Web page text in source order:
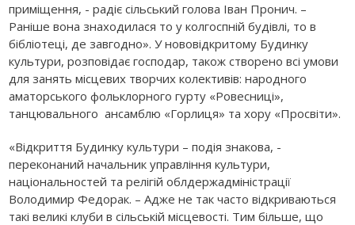
приміщення, - радіє сільський голова Іван Пронич. –
Раніше вона знаходилася то у колгоспній будівлі, то в
бібліотеці, де завгодно». У нововідкритому Будинку
культури, розповідає господар, також створено всі умови
для занять місцевих творчих колективів: народного
аматорського фольклорного гурту «Ровесниці»,
танцювального ансамблю «Горлиця» та хору «Просвіти».
«Відкриття Будинку культури – подія знакова, -
переконаний начальник управління культури,
національностей та релігій облдержадміністрації
Володимир Федорак. – Адже не так часто відкриваються
такі великі клуби в сільській місцевості. Тим більше, що